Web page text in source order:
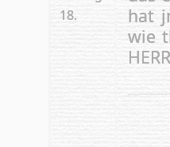
18.
hat
wie